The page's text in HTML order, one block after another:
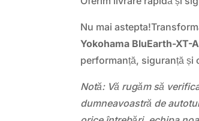
Nu mai
Yokohama BluEarth-XT-
performanță, siguranță și
Notă: Vă rugăm să
dumneavoastră de